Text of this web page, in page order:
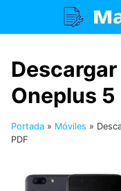
Oneplus 5
Portada » Móviles »
PDF